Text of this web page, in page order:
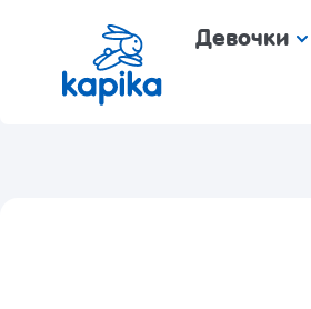
Девочки